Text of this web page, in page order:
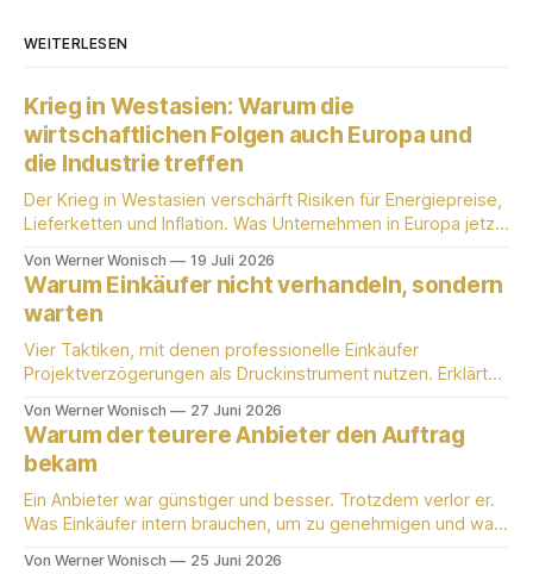
WEITERLESEN
Krieg in Westasien: Warum die
wirtschaftlichen Folgen auch Europa und
die Industrie treffen
Der Krieg in Westasien verschärft Risiken für Energiepreise,
Lieferketten und Inflation. Was Unternehmen in Europa jetzt
Von Werner Wonisch 19 Juli 2026
Warum Einkäufer nicht verhandeln, sondern
warten
Vier Taktiken, mit denen professionelle Einkäufer
Projektverzögerungen als Druckinstrument nutzen. Erklärt
B2B-Erfahrung.
Von Werner Wonisch 27 Juni 2026
Warum der teurere Anbieter den Auftrag
bekam
Ein Anbieter war günstiger und besser. Trotzdem verlor er.
Was Einkäufer intern brauchen, um zu genehmigen und was
Von Werner Wonisch 25 Juni 2026